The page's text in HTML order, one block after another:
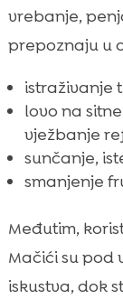
vrebanje,
prepoznaju u
istraživanje
lovo na
vježbanje
sunčanje,
smanjenje
Međutim,
Mačići su pod
iskustva, dok